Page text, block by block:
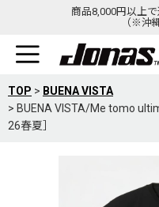
商品8,000円以上
（※沖
TOP > BUENA VISTA
> BUENA VISTA/Me tomo
26春夏］